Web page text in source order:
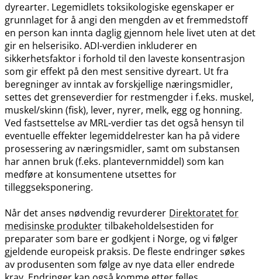
dyrearter. Legemidlets toksikologiske egenskaper er
grunnlaget for å angi den mengden av et fremmedstoff
en person kan innta daglig gjennom hele livet uten at det
gir en helserisiko. ADI-verdien inkluderer en
sikkerhetsfaktor i forhold til den laveste konsentrasjon
som gir effekt på den mest sensitive dyreart. Ut fra
beregninger av inntak av forskjellige næringsmidler,
settes det grenseverdier for restmengder i f.eks. muskel,
muskel​/​skinn (fisk), lever, nyrer, melk, egg og honning.
Ved fastsettelse av MRL-verdier tas det også hensyn til
eventuelle effekter legemiddelrester kan ha på videre
prosessering av næringsmidler, samt om substansen
har annen bruk (f.eks. plantevernmiddel) som kan
medføre at konsumentene utsettes for
tilleggseksponering.
Når det anses nødvendig revurderer Direktoratet for
medisinske produkter tilbakeholdelsestiden for
preparater som bare er godkjent i Norge, og vi følger
gjeldende europeisk praksis. De fleste endringer søkes
av produsenten som følge av nye data eller endrede